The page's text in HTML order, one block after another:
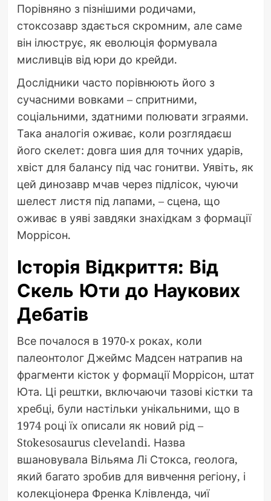
Порівняно з пізнішими родичами,
стоксозавр здається скромним, але саме
він ілюструє, як еволюція формувала
мисливців від юри до крейди.
Дослідники часто порівнюють його з
сучасними вовками – спритними,
соціальними, здатними полювати зграями.
Така аналогія оживає, коли розглядаєш
його скелет: довга шия для точних ударів,
хвіст для балансу під час гонитви. Уявіть, як
цей динозавр мчав через підлісок, чуючи
шелест листя під лапами, – сцена, що
оживає в уяві завдяки знахідкам з формації
Моррісон.
Історія Відкриття: Від
Скель Юти до Наукових
Дебатів
Все почалося в 1970-х роках, коли
палеонтолог Джеймс Мадсен натрапив на
фрагменти кісток у формації Моррісон, штат
Юта. Ці рештки, включаючи тазові кістки та
хребці, були настільки унікальними, що в
1974 році їх описали як новий рід –
Stokesosaurus clevelandi. Назва
вшановувала Вільяма Лі Стокса, геолога,
який багато зробив для вивчення регіону, і
колекціонера Френка Клівленда, чиї